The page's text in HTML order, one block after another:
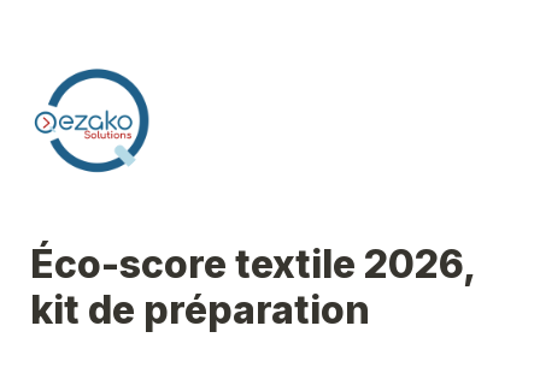
Éco-score textile 2026,
kit de préparation